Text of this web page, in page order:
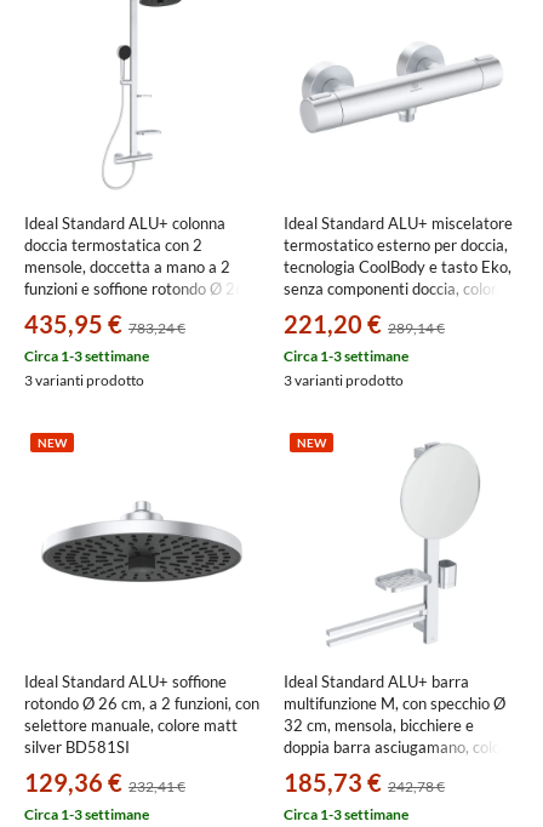
Ideal Standard ALU+ colonna
doccia termostatica con 2
mensole, doccetta a mano a 2
funzioni e soffione rotondo Ø 26
435,95 € 783,24 €
Circa 1-3 settimane
3 varianti prodotto
Ideal Standard ALU+ miscelatore
termostatico esterno per doccia,
tecnologia CoolBody e tasto Eko,
senza componenti doccia, colore
221,20 € 289,14 €
Circa 1-3 settimane
3 varianti prodotto
NEW
Ideal Standard ALU+ soffione
rotondo Ø 26 cm, a 2 funzioni, con
selettore manuale, colore matt
silver BD581SI
129,36 € 232,41 €
Circa 1-3 settimane
NEW
Ideal Standard ALU+ barra
multifunzione M, con specchio Ø
32 cm, mensola, bicchiere e
doppia barra asciugamano, colore
185,73 € 242,78 €
Circa 1-3 settimane